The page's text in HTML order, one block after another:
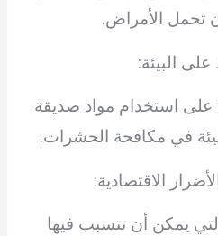
تحمل الأمراض.
على البيئة:
على استخدام مواد صديقة
في مكافحة الحشرات.
الاقتصادية:
يمكن أن تتسبب فيها